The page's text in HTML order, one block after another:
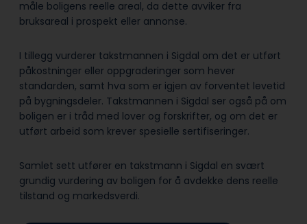
måle boligens reelle areal, da dette avviker fra
bruksareal i prospekt eller annonse.
I tillegg vurderer takstmannen i Sigdal om det er utført
påkostninger eller oppgraderinger som hever
standarden, samt hva som er igjen av forventet levetid
på bygningsdeler. Takstmannen i Sigdal ser også på om
boligen er i tråd med lover og forskrifter, og om det er
utført arbeid som krever spesielle sertifiseringer.
Samlet sett utfører en takstmann i Sigdal en svært
grundig vurdering av boligen for å avdekke dens reelle
tilstand og markedsverdi.